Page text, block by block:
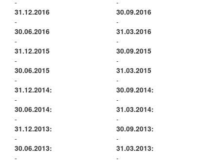
-
-
31.12.2016
-
30.09.2016
-
30.06.2016
-
31.03.2016
-
31.12.2015
-
30.09.2015
-
30.06.2015
-
31.03.2015
-
31.12.2014:
-
30.09.2014:
-
30.06.2014:
-
31.03.2014:
-
31.12.2013:
-
30.09.2013:
-
30.06.2013:
-
31.03.2013:
-